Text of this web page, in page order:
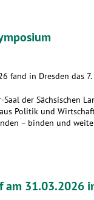
fand in Dresden das
Saal der Sächsischen
Politik und
– binden und
31.03.2026